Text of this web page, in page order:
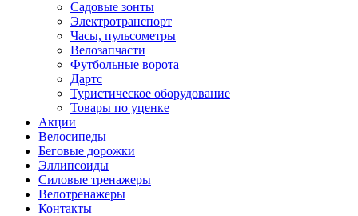
Садовые зонты
Электротранспорт
Часы, пульсометры
Велозапчасти
Футбольные ворота
Дартс
Туристическое оборудование
Товары по уценке
Акции
Велосипеды
Беговые дорожки
Эллипсоиды
Силовые тренажеры
Велотренажеры
Контакты